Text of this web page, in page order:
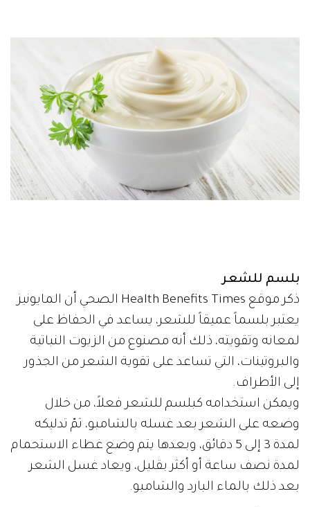
بلسم للشعر
ذكر موقع Health Benefits Times الصحي أن المايونيز
يعتبر بلسماً عميقاً للشعر، يساعد في الحفاظ على
لمعانه وتقويته، ذلك أنه مصنوع من الزيوت النباتية
والبروتينات، التي تساعد على تقوية الشعر من الجذور
إلى الأطراف.
ويمكن استخدامه كبلسم للشعر فعلاً، من خلال
وضعه على الشعر بعد غسله بالشامبو، ثمّ تدليكه
لمدة 3 إلى 5 دقائق، وبعدها يتم وضع غطاء الاستحمام
لمدة نصف ساعة أو أكثر بقليل، ويعاد غسل الشعر
بعد ذلك بالماء البارد والشامبو.